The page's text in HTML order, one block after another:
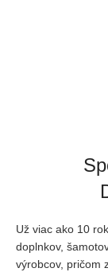
Už viac ako 10
doplnkov,
výrobcov, pričom